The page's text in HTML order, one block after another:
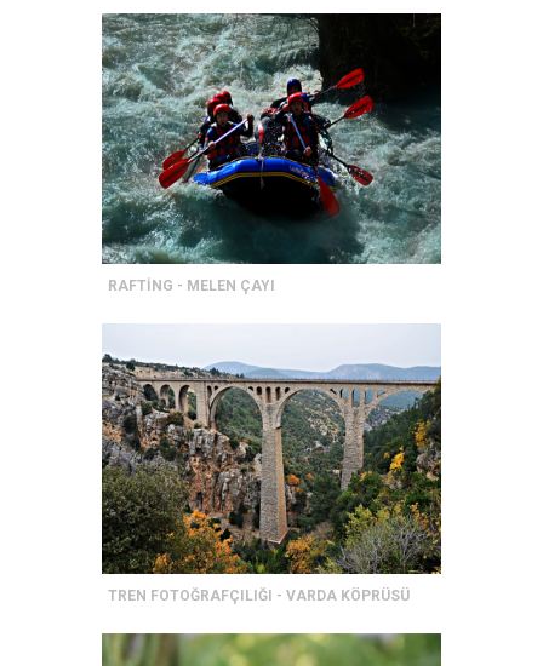
RAFTİNG - MELEN ÇAYI
TREN FOTOĞRAFÇILIĞI - VARDA KÖPRÜSÜ